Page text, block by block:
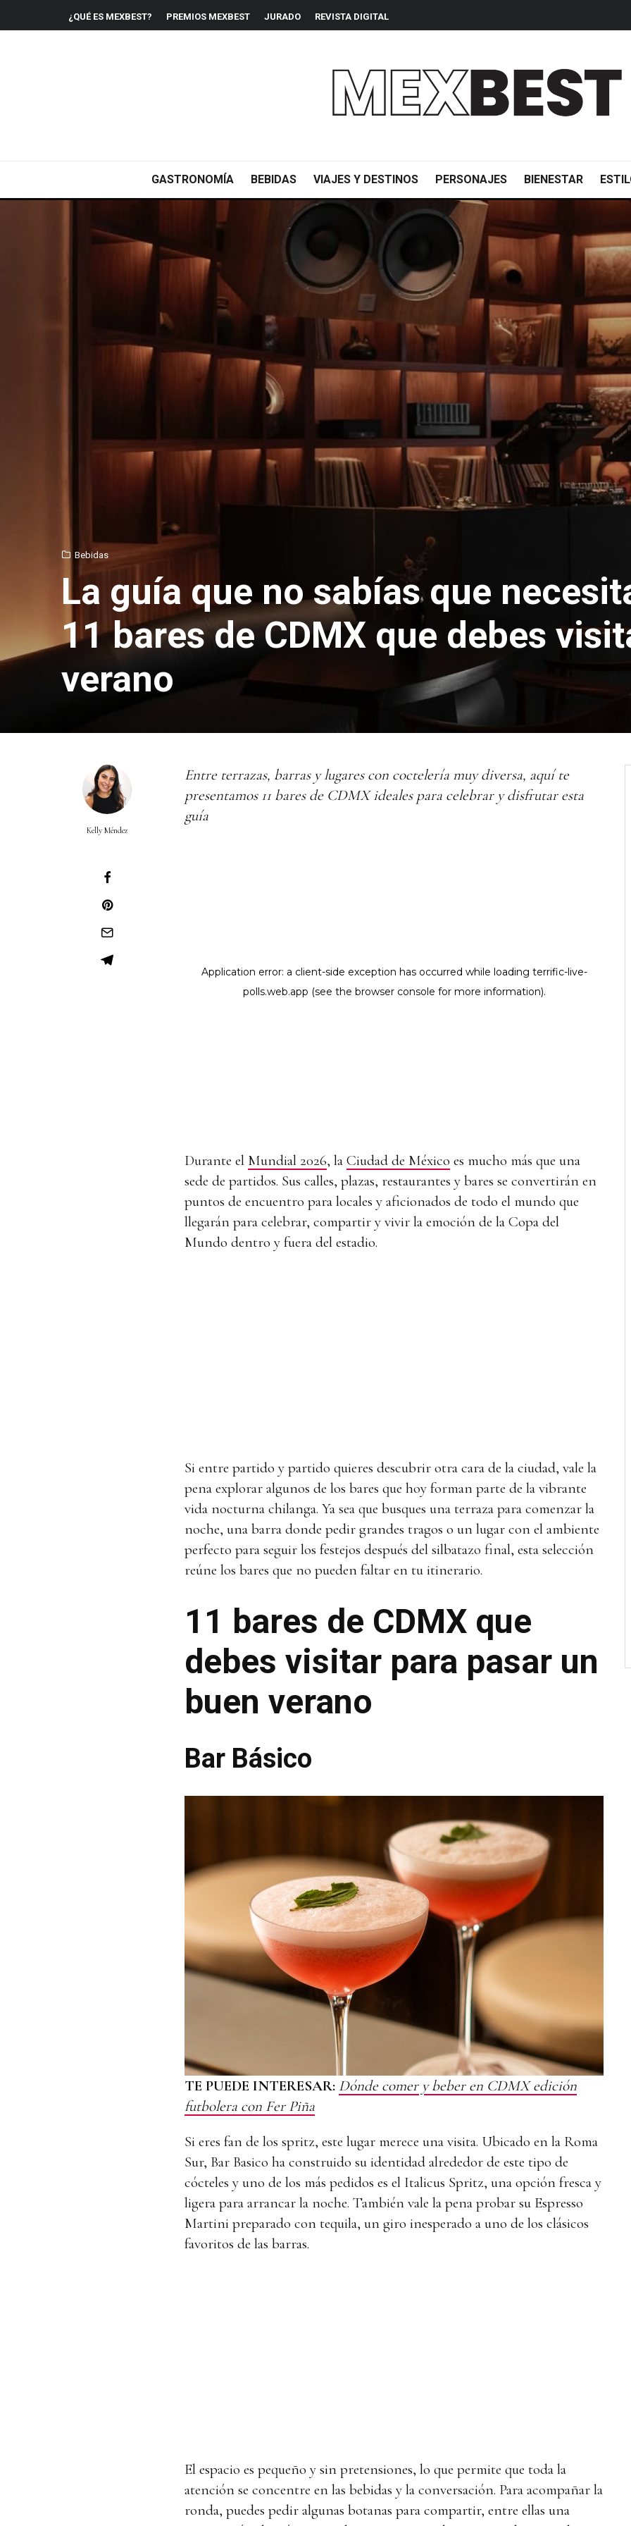
¿QUÉ ES MEXBEST? PREMIOS MEXBEST JURADO REVISTA DIGITAL
GASTRONOMÍA BEBIDAS VIAJES Y DESTINOS PERSONAJES BIENESTAR
Bebidas
La guía que no sabías que
11 bares de CDMX que debes
verano
Kelly Méndez
Entre terrazas, barras y lugares con coctelería muy diversa, aquí te
presentamos 11 bares de CDMX ideales para celebrar y disfrutar esta
guía
Durante el Mundial 2026, la Ciudad de México es mucho más que una
sede de partidos. Sus calles, plazas, restaurantes y bares se convertirán en
puntos de encuentro para locales y aficionados de todo el mundo que
llegarán para celebrar, compartir y vivir la emoción de la Copa del
Mundo dentro y fuera del estadio.
Si entre partido y partido quieres descubrir otra cara de la ciudad, vale la
pena explorar algunos de los bares que hoy forman parte de la vibrante
vida nocturna chilanga. Ya sea que busques una terraza para comenzar la
noche, una barra donde pedir grandes tragos o un lugar con el ambiente
perfecto para seguir los festejos después del silbatazo final, esta selección
reúne los bares que no pueden faltar en tu itinerario.
11 bares de CDMX que
debes visitar para pasar un
buen verano
Bar Básico
TE PUEDE INTERESAR: Dónde comer y beber en CDMX edición
futbolera con Fer Piña
Si eres fan de los spritz, este lugar merece una visita. Ubicado en la Roma
Sur, Bar Basico ha construido su identidad alrededor de este tipo de
cócteles y uno de los más pedidos es el Italicus Spritz, una opción fresca y
ligera para arrancar la noche. También vale la pena probar su Espresso
Martini preparado con tequila, un giro inesperado a uno de los clásicos
favoritos de las barras.
El espacio es pequeño y sin pretensiones, lo que permite que toda la
atención se concentre en las bebidas y la conversación. Para acompañar la
ronda, puedes pedir algunas botanas para compartir, entre ellas una